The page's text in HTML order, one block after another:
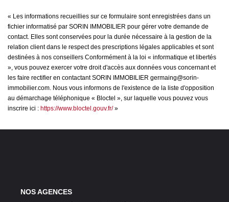
« Les informations recueillies sur ce formulaire sont enregistrées dans un
fichier informatisé par SORIN IMMOBILIER pour gérer votre demande de
contact. Elles sont conservées pour la durée nécessaire à la gestion de la
relation client dans le respect des prescriptions légales applicables et sont
destinées à nos conseillers Conformément à la loi « informatique et libertés
», vous pouvez exercer votre droit d'accès aux données vous concernant et
les faire rectifier en contactant SORIN IMMOBILIER germaing@sorin-
immobilier.com. Nous vous informons de l'existence de la liste d'opposition
au démarchage téléphonique « Bloctel », sur laquelle vous pouvez vous
inscrire ici : https://www.bloctel.gouv.fr/»
NOS AGENCES